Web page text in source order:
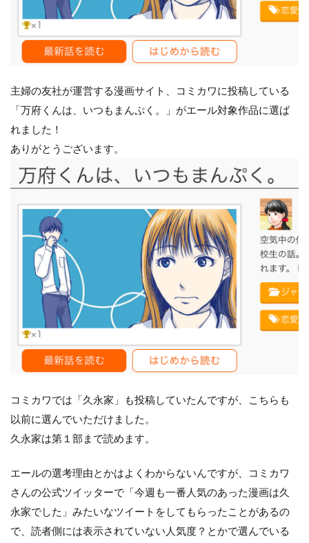
主婦の友社が運営する漫画サイト、コミカワに投稿している
「万府くんは、いつもまんぷく。」がエール対象作品に選ば
れました！
ありがとうございます。
コミカワでは「久永家」も投稿していたんですが、こちらも
以前に選んでいただけました。
久永家は第１部まで読めます。
エールの選考理由とかはよくわからないんですが、コミカワ
さんの公式ツイッターで「今週も一番人気のあった漫画は久
永家でした」みたいなツイートをしてもらったことがあるの
で、読者側には表示されていない人気度？とかで選んでいる